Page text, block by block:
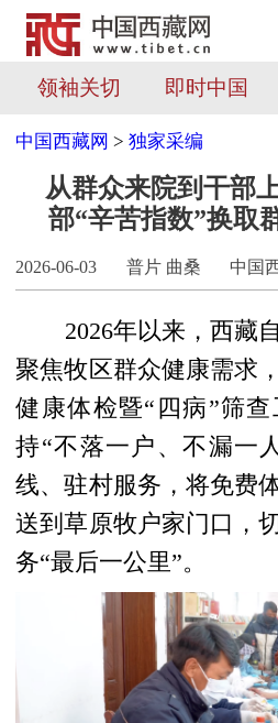
领袖关切 即时中国
中国西藏网 >独家采编
从群众来院到干部
部“辛苦指数”换取
2026-06-03 普片 曲桑 中国
2026年以来，西藏
聚焦牧区群众健康需求
健康体检暨“四病”筛
持“不落一户、不漏一
线、驻村服务，将免费
送到草原牧户家门口，
务“最后一公里”。